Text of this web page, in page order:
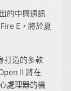
的中興通訊
E，將於夏
打造的多款
II 將在
處理器的機